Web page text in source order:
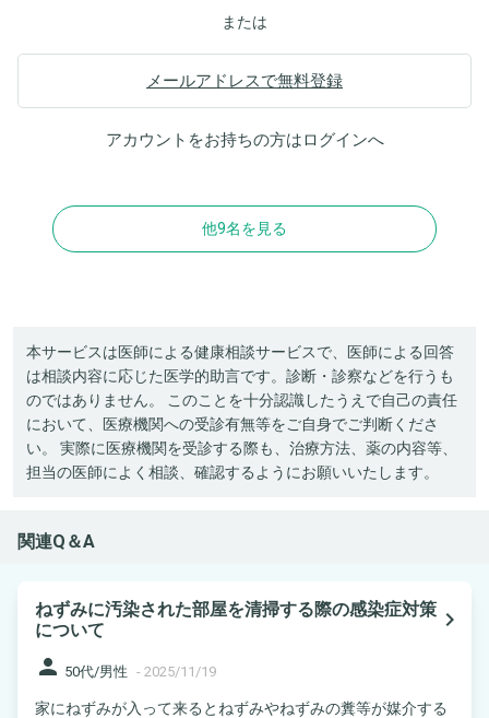
または
メールアドレスで無料登録
アカウントをお持ちの方はログインへ
他9名を見る
本サービスは医師による健康相談サービスで、医師による回答
は相談内容に応じた医学的助言です。診断・診察などを行うも
のではありません。 このことを十分認識したうえで自己の責任
において、医療機関への受診有無等をご自身でご判断くださ
い。 実際に医療機関を受診する際も、治療方法、薬の内容等、
担当の医師によく相談、確認するようにお願いいたします。
関連Q＆A
ねずみに汚染された部屋を清掃する際の感染症対策
について
navigate_next
person 50代/男性 - 2025/11/19
家にねずみが入って来るとねずみやねずみの糞等が媒介する